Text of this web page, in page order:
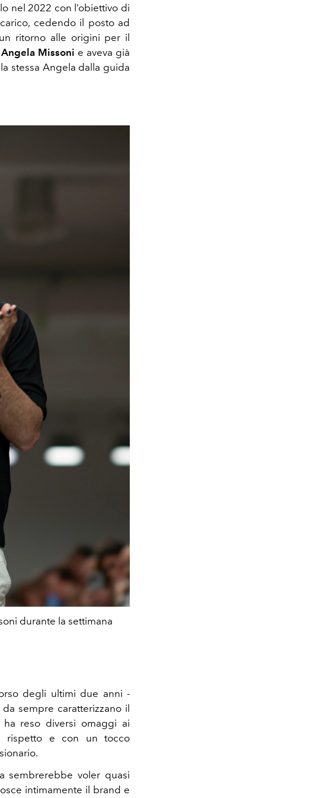
nel 2022 con l’obiettivo di
cedendo il posto ad
ritorno alle origini per il
Angela Missoni e aveva già
stessa Angela dalla guida
durante la settimana
degli ultimi due anni -
sempre caratterizzano il
reso diversi omaggi ai
rispetto e con un tocco
sembrerebbe voler quasi
intimamente il brand e